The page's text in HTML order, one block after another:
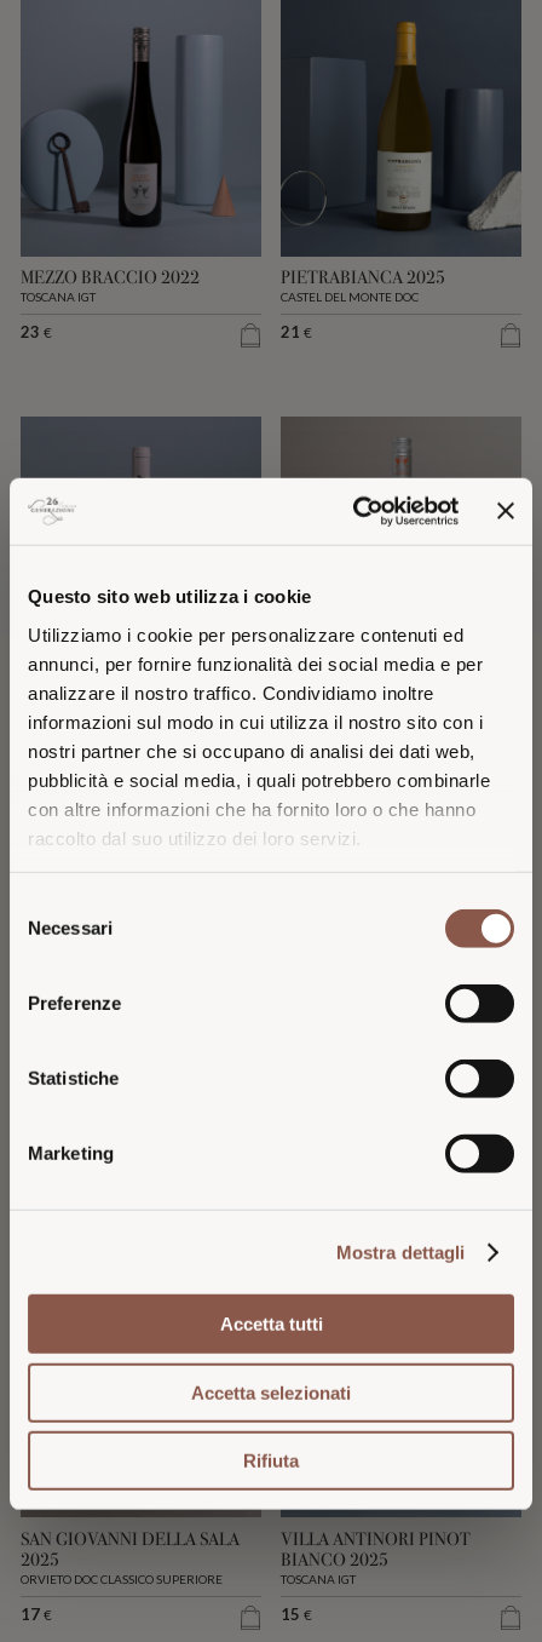
Questo sito web utilizza i cookie
Utilizziamo i cookie per personalizzare contenuti ed
annunci, per fornire funzionalità dei social media e per
analizzare il nostro traffico. Condividiamo inoltre
informazioni sul modo in cui utilizza il nostro sito con i
nostri partner che si occupano di analisi dei dati web,
pubblicità e social media, i quali potrebbero combinarle
con altre informazioni che ha fornito loro o che hanno
raccolto dal suo utilizzo dei loro servizi.
delNecessari
Preferenze
Statistiche
Marketing
Mostra dettagli
Accetta tutti
Accetta selezionati
Rifiuta
MEZZO BRACCIO 2022
TOSCANA IGT
23 €
PIETRABIANCA 2025
CASTEL DEL MONTE DOC
21€
ALBACLARA 2025
LEYDA
12.5€
SCABREZZA 2025
PINOT GRIGIO TOSCANA IGT
16 €
SAN GIOVANNI DELLA SALA
2025
ORVIETO DOC CLASSICO SUPERIORE
17 €
VILLA ANTINORI PINOT
BIANCO 2025
TOSCANA IGT
15€
U.S., please continue on the dedicated U.S.
STAY ON ITALIAN WEBSITE